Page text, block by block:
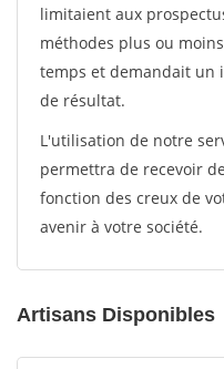
limitaient aux
méthodes plus ou
temps et demandait un
de résultat.
L'utilisation de notre
permettra de recevoir
fonction des creux de
avenir à votre société.
Artisans Disponibles